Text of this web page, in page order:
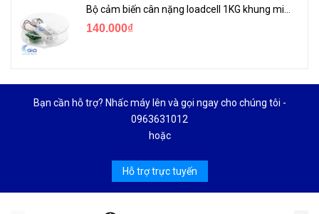
Bộ cảm biến cân nặng loadcell 1KG khung mica
140.000₫
Bạn cần hỗ trợ? Nhấc máy lên và gọi ngay cho chúng tôi -
0963631012
hoặc
Hỗ trợ trực tuyến